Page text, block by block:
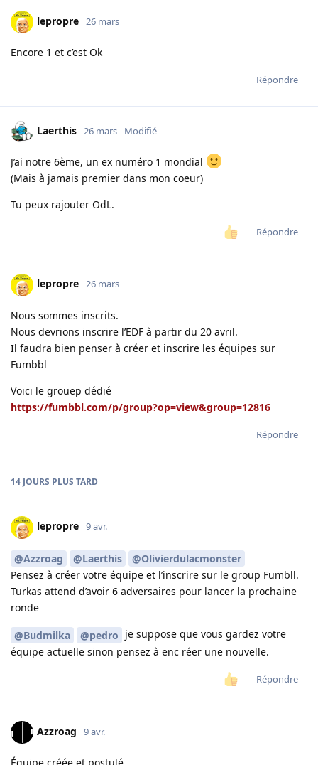
lepropre 26 mars
Encore 1 et c’est Ok
Répondre
Laerthis 26 mars Modifié
J’ai notre 6ème, un ex numéro 1 mondial
(Mais à jamais premier dans mon coeur)
Tu peux rajouter OdL.
Répondre
lepropre 26 mars
Nous sommes inscrits.
Nous devrions inscrire l’EDF à partir du 20 avril.
Il faudra bien penser à créer et inscrire les équipes sur
Fumbbl
Voici le grouep dédié
https://fumbbl.com/p/group?op=view&group=12816
Répondre
14 JOURS PLUS TARD
lepropre 9 avr.
@Azzroag @Laerthis
@Olivierdulacmonster
Pensez à créer votre équipe et l’inscrire sur le group Fumbll.
Turkas attend d’avoir 6 adversaires pour lancer la prochaine
ronde
@Budmilka @pedro je suppose que vous gardez votre
équipe actuelle sinon pensez à enc réer une nouvelle.
Répondre
Azzroag 9 avr.